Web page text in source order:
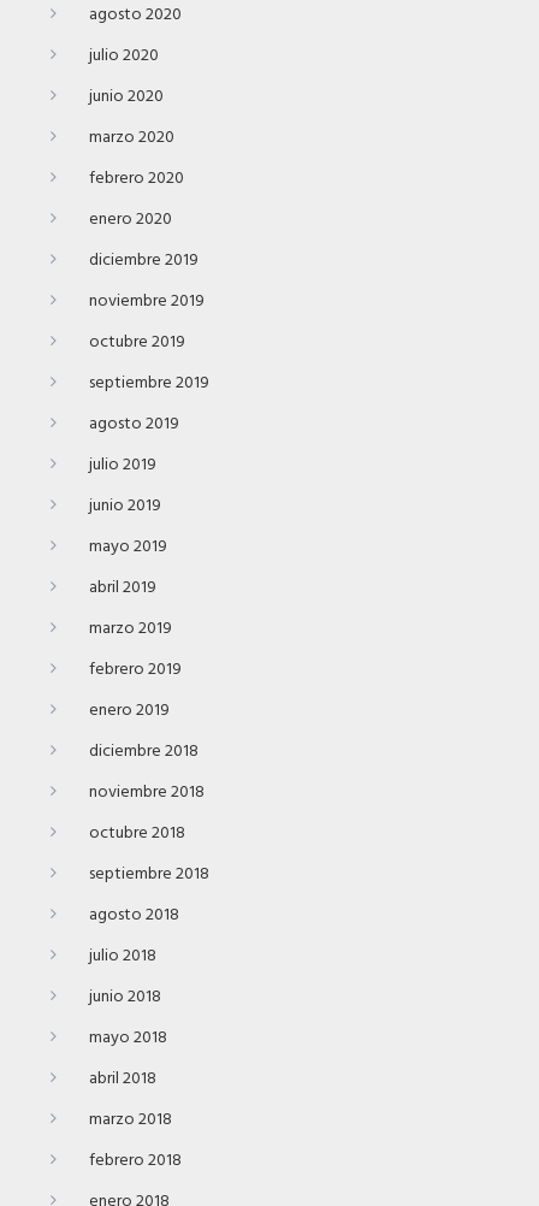
agosto 2020
julio 2020
junio 2020
marzo 2020
febrero 2020
enero 2020
diciembre 2019
noviembre 2019
octubre 2019
septiembre 2019
agosto 2019
julio 2019
junio 2019
mayo 2019
abril 2019
marzo 2019
febrero 2019
enero 2019
diciembre 2018
noviembre 2018
octubre 2018
septiembre 2018
agosto 2018
julio 2018
junio 2018
mayo 2018
abril 2018
marzo 2018
febrero 2018